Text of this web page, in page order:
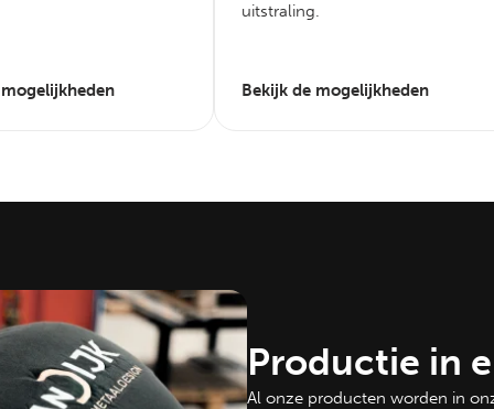
uitstraling.
Bekijk de mogelijkheden
Productie in
Al onze producten worden in